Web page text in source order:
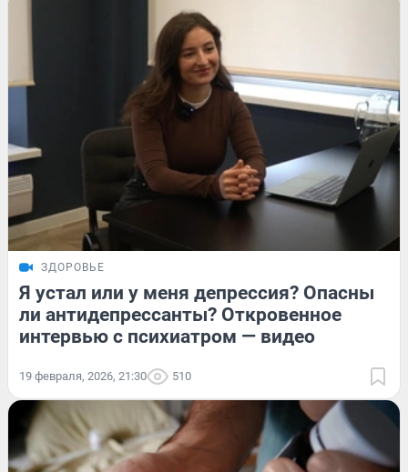
ЗДОРОВЬЕ
Я устал или у меня депрессия? Опасны
ли антидепрессанты? Откровенное
интервью с психиатром — видео
19 февраля, 2026, 21:30 510